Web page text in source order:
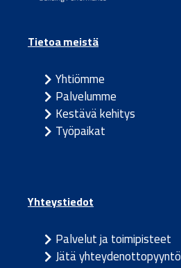
Tietoa meistä
Yhtiömme
Palvelumme
Kestävä kehitys
Työpaikat
Yhteystiedot
Palvelut ja toimipisteet
Jätä yhteydenottopyyntö